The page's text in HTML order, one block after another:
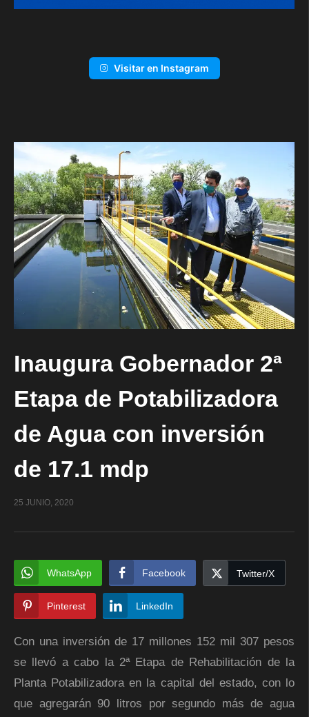
Visitar en Instagram
Inaugura Gobernador 2ª
Etapa de Potabilizadora
de Agua con inversión
de 17.1 mdp
25 JUNIO, 2020
WhatsApp Facebook Twitter/X
Pinterest LinkedIn
Con una inversión de 17 millones 152 mil 307 pesos
se llevó a cabo la 2ª Etapa de Rehabilitación de la
Planta Potabilizadora en la capital del estado, con lo
que agregarán 90 litros por segundo más de agua